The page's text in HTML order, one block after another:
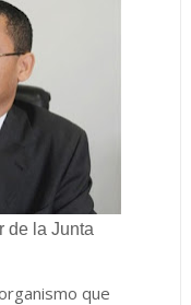
de la Junta
que